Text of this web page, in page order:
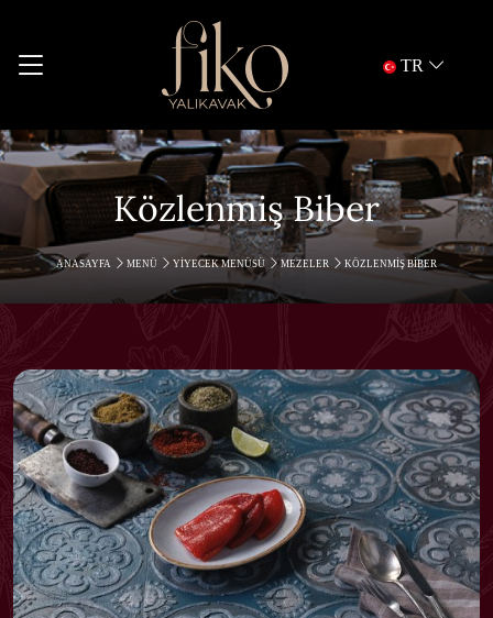
TR
Közlenmiş Biber
ANASAYFA MENÜ YIYECEK MENÜSÜ MEZELER KÖZLENMIŞ BIBER